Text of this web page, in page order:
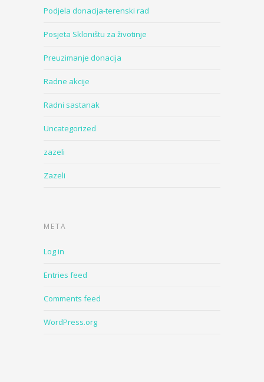
Podjela donacija-terenski rad
Posjeta Skloništu za životinje
Preuzimanje donacija
Radne akcije
Radni sastanak
Uncategorized
zazeli
Zazeli
META
Log in
Entries feed
Comments feed
WordPress.org